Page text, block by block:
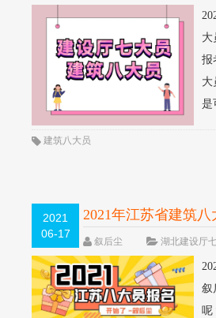
大
报
大
是
建筑八大员
2021
06-17
2021年江苏省建筑
叙后尘 湖北建设厅
叙
呢